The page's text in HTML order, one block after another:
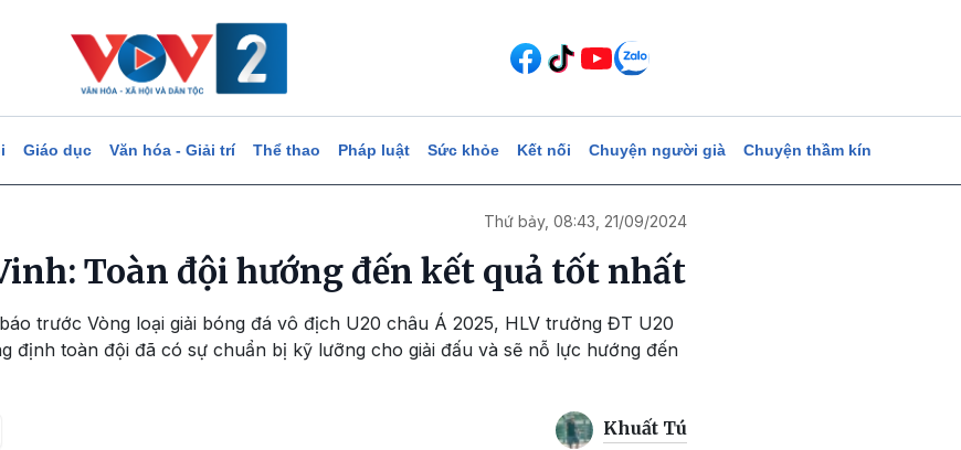
Giáo dục Văn hóa - Giải trí Thể thao Pháp luật Sức khỏe Kết nối Chuyện người già Chuyện thầm kín
Thứ bảy, 08:43, 21/09/2024
Toàn đội hướng đến kết quả tốt nhất
trước Vòng loại giải bóng đá vô địch U20 châu Á 2025, HLV trưởng ĐT U20
định toàn đội đã có sự chuẩn bị kỹ lưỡng cho giải đấu và sẽ nỗ lực hướng đến
Khuất Tú